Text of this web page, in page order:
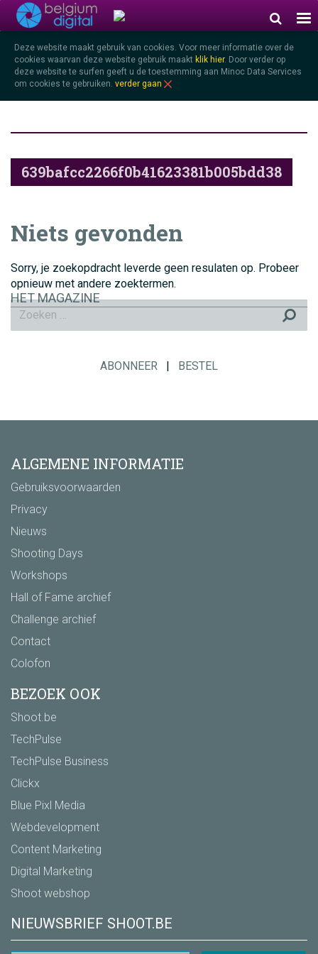
Deze website maakt gebruik van cookies. Voor meer informatie over de
cookies waarvan deze website gebruik maakt klik hier. Door verder op
deze website te surfen geeft u de toestemming aan Minoc Data Services
om cookies te gebruiken. verder gaan
639bafcc2266f0b41623381b005bdd38
Niets gevonden
Sorry, je zoekopdracht leverde geen resulaten op. Probeer
opnieuw met andere zoektermen.
HET MAGAZINE
ABONNEER | BESTEL
ALGEMENE INFORMATIE
Gebruiksvoorwaarden
Privacy
Nieuws
Shooting Days
Workshops
Hall of Fame archief
Challenge archief
Contact
Colofon
BEZOEK OOK
Shoot.be
TechPulse
TechPulse Business
Clickx
Blue Pixl Media
Webdevelopment
Content Marketing
Digital Marketing
Shoot webshop
NIEUWSBRIEF SHOOT.BE